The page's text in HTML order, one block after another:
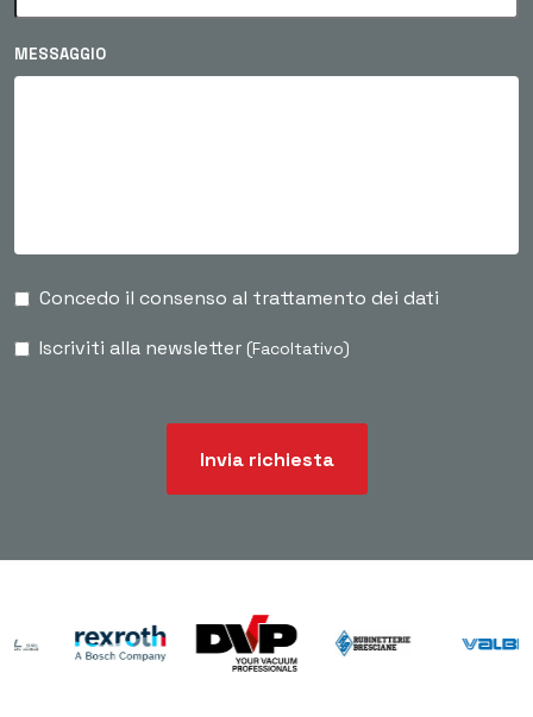
MESSAGGIO
Concedo il consenso al trattamento dei dati
Iscriviti alla newsletter (Facoltativo)
Invia richiesta